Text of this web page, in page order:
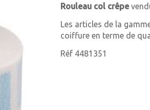
Rouleau col crêpe
Les articles de la
coiffure en terme de
Réf 4481351